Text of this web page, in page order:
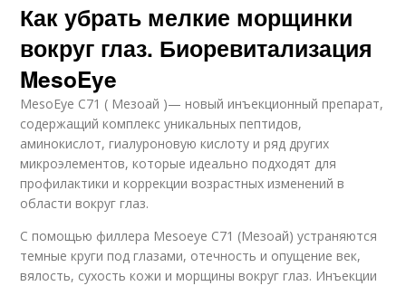
Как убрать мелкие морщинки
вокруг глаз. Биоревитализация
MesoEye
MesoEye C71 ( Мезоай )— новый инъекционный препарат,
содержащий комплекс уникальных пептидов,
аминокислот, гиалуроновую кислоту и ряд других
микроэлементов, которые идеально подходят для
профилактики и коррекции возрастных изменений в
области вокруг глаз.
С помощью филлера Mesoeye C71 (Мезоай) устраняются
темные круги под глазами, отечность и опущение век,
вялость, сухость кожи и морщины вокруг глаз. Инъекции